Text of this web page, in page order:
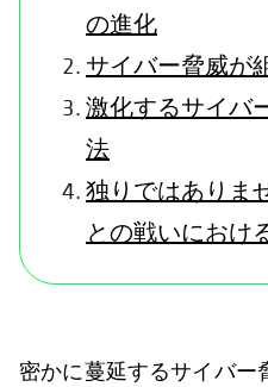
の進化
サイバー脅威が
激化するサイバ
法
独りではありま
との戦いにおけ
密かに蔓延するサイバ